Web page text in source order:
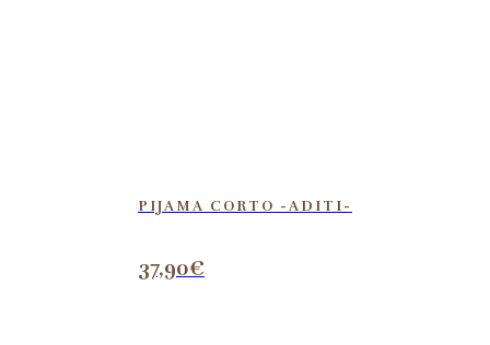
PIJAMA CORTO -ADITI-
37,90€